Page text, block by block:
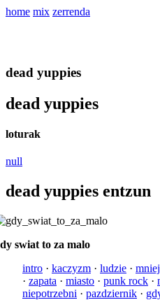
home mix zerrenda
dead yuppies
dead yuppies
loturak
null
dead yuppies entzun
swiat to za malo
intro · kaczyzm · ludzie ·
· zapata · miasto · punk rock ·
niepotrzebni · pazdziernik ·